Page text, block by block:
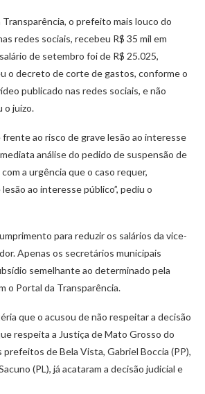
o prefeito mais louco do
redes sociais, recebeu R$ 35 mil em
de setembro foi de R$ 25.025,
o decreto de corte de gastos, conforme o
publicado nas redes sociais, e não
o juízo.
ao risco de grave lesão ao interesse
análise do pedido de suspensão de
a urgência que o caso requer,
ao interesse público”, pediu o
para reduzir os salários da vice-
Apenas os secretários municipais
semelhante ao determinado pela
o Portal da Transparência.
que o acusou de não respeitar a decisão
respeita a Justiça de Mato Grosso do
prefeitos de Bela Vista, Gabriel Boccia (PP),
(PL), já acataram a decisão judicial e